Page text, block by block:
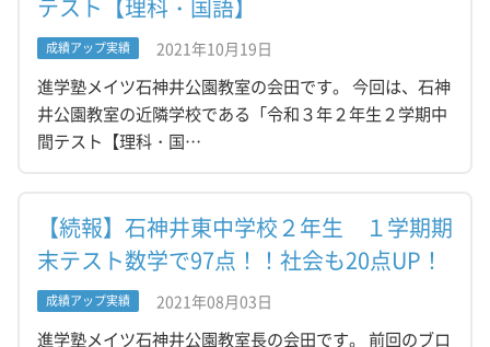
テスト【理科・国語】
成績アップ実績 2021年10月19日
進学塾メイツ石神井公園教室の会田です。 今回は、石神
井公園教室の近隣学校である「令和３年２年生２学期中
間テスト【理科・国…
【続報】石神井東中学校２年生 １学期期
末テスト数学で97点！！社会も20点UP！
成績アップ実績 2021年08月03日
進学塾メイツ石神井公園教室長の会田です。 前回のブロ